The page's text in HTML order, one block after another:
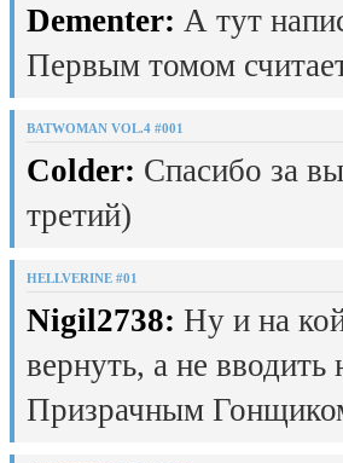
Dementer: А тут
Первым томом
BATWOMAN VOL.4 #001
Colder: Спасибо за
третий)
HELLVERINE #01
Nigil2738: Ну и на
вернуть, а не
Призрачным